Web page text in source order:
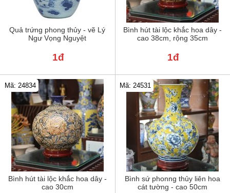
Quả trứng phong thủy - vẽ Lý
Ngư Vọng Nguyệt
1đ
Bình hút tài lộc khắc hoa dây -
cao 38cm, rộng 35cm
1đ
Bình hút tài lộc khắc hoa dây -
cao 30cm
Mã: 24834
Bình sứ phonng thủy liên hoa
cát tường - cao 50cm
Mã: 24531